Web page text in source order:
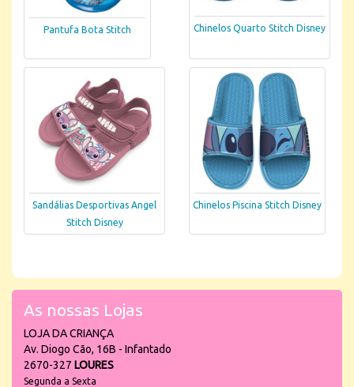
Pantufa Bota Stitch Chinelos Quarto Stitch Disney
Sandálias Desportivas Angel
Stitch Disney
Chinelos Piscina Stitch Disney
As nossas Lojas
LOJA DA CRIANÇA
Av. Diogo Cão, 16B - Infantado
2670-327 LOURES
Segunda a Sexta